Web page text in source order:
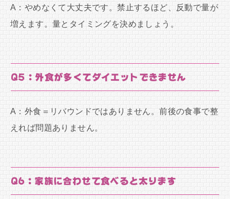
A：やめなくて大丈夫です。禁止するほど、反動で量が
増えます。量とタイミングを決めましょう。
Q5：外食が多くてダイエットできません
A：外食＝リバウンドではありません。前後の食事で整
えれば問題ありません。
Q6：家族に合わせて食べると太ります